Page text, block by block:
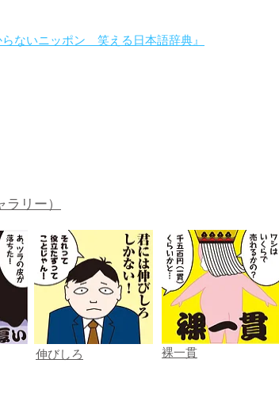
ないニッポン 笑える日本語辞典』
リー）
伸びしろ 裸一貫